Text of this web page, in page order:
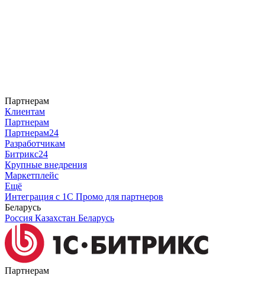
Партнерам
Клиентам
Партнерам
Партнерам24
Разработчикам
Битрикс24
Крупные внедрения
Маркетплейс
Ещё
Интеграция с 1С Промо для партнеров
Беларусь
Россия Казахстан Беларусь
Партнерам